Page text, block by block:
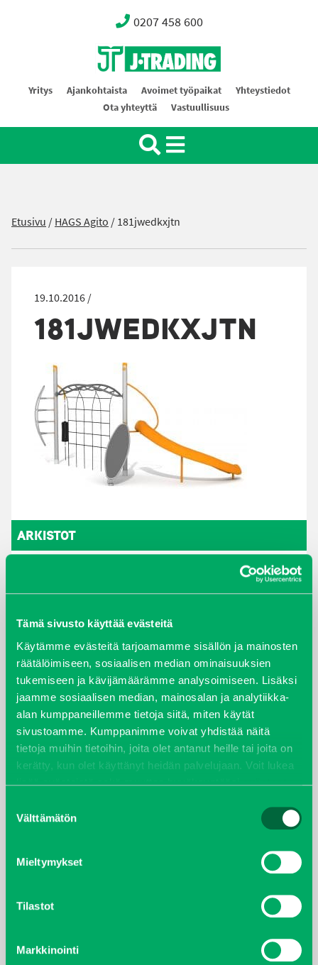
Tämä sivusto käyttää evästeitä
Käytämme evästeitä tarjoamamme sisällön ja mainosten
räätälöimiseen, sosiaalisen median ominaisuuksien
tukemiseen ja kävijämäärämme analysoimiseen. Lisäksi
jaamme sosiaalisen median, mainosalan ja analytiikka-
alan kumppaneillemme tietoja siitä, miten käytät
sivustoamme. Kumppanimme voivat yhdistää näitä
tietoja muihin tietoihin, joita olet antanut heille tai joita on
kerätty, kun olet käyttänyt heidän palvelujaan. Voit lukea
lisää evästeistä sekä muuttaa hyväksyntääsievästeet
valinta
Välttämätön
Mieltymykset
Tilastot
Markkinointi
0207 458 600
Oy J-Trading Ab
Yritys Ajankohtaista Avoimet työpaikat
Yhteystiedot
Ota yhteyttä
Vastuullisuus
Etusivu /HAGS Agito /181jwedkxjtn
19.10.2016 /
181JWEDKXJTN
ARKISTOT
syyskuu 2023
joulukuu 2022
huhtikuu 2022
helmikuu 2022
joulukuu 2021
lokakuu 2021
joulukuu 2019